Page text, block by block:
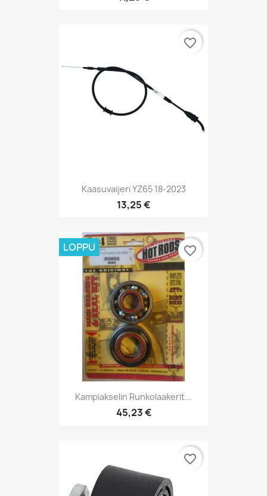
Kaasuvaijeri YZ65 18-2023
13,25 €
favorite_border
Kampiakselin Runkolaakerit...
45,23 €
LOPPU favorite_border
favorite_border